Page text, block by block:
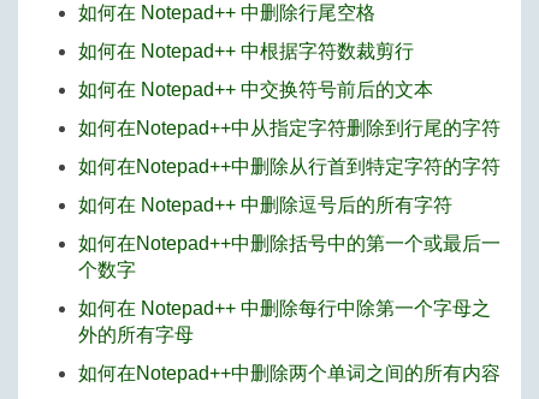
如何在 Notepad++ 中删除行尾空格
如何在 Notepad++ 中根据字符数裁剪行
如何在 Notepad++ 中交换符号前后的文本
如何在Notepad++中从指定字符删除到行尾的字符
如何在Notepad++中删除从行首到特定字符的字符
如何在 Notepad++ 中删除逗号后的所有字符
如何在Notepad++中删除括号中的第一个或最后一
个数字
如何在 Notepad++ 中删除每行中除第一个字母之
外的所有字母
如何在Notepad++中删除两个单词之间的所有内容